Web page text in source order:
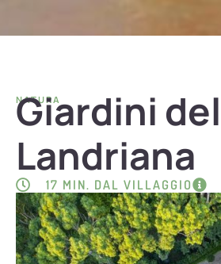
NATURA
Giardini
Landriana
17 MIN. DAL VILLAGGIO